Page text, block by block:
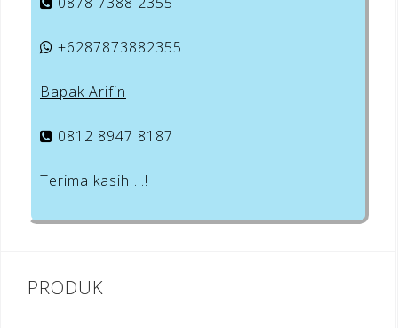
+6287873882355
Bapak Arifin
0812 8947 8187
Terima kasih …!
PRODUK